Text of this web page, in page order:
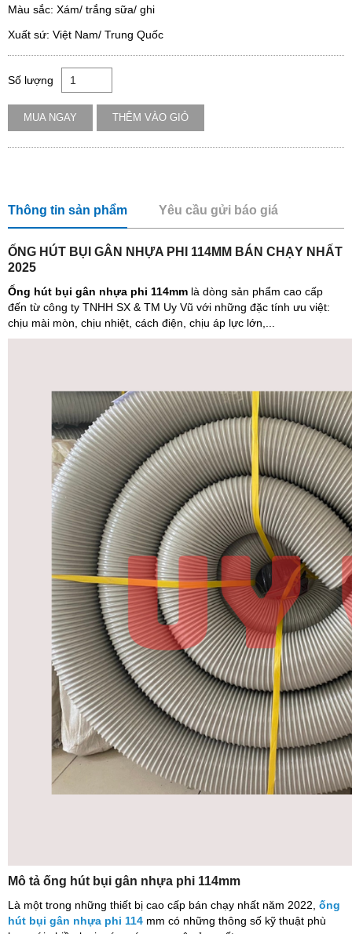
Màu sắc: Xám/ trắng sữa/ ghi
Xuất sứ: Việt Nam/ Trung Quốc
Số lượng
MUA NGAY THÊM VÀO GIỎ
Thông tin sản phẩm Yêu cầu gửi báo giá
ỐNG HÚT BỤI GÂN NHỰA PHI 114MM BÁN CHẠY NHẤT
2025
Ống hút bụi gân nhựa phi 114mm là dòng sản phẩm cao cấp
đến từ công ty TNHH SX & TM Uy Vũ với những đặc tính ưu việt:
chịu mài mòn, chịu nhiệt, cách điện, chịu áp lực lớn,...
Mô tả ống hút bụi gân nhựa phi 114mm
Là một trong những thiết bị cao cấp bán chạy nhất năm 2022, ống
hút bụi gân nhựa phi 114 mm có những thông số kỹ thuật phù